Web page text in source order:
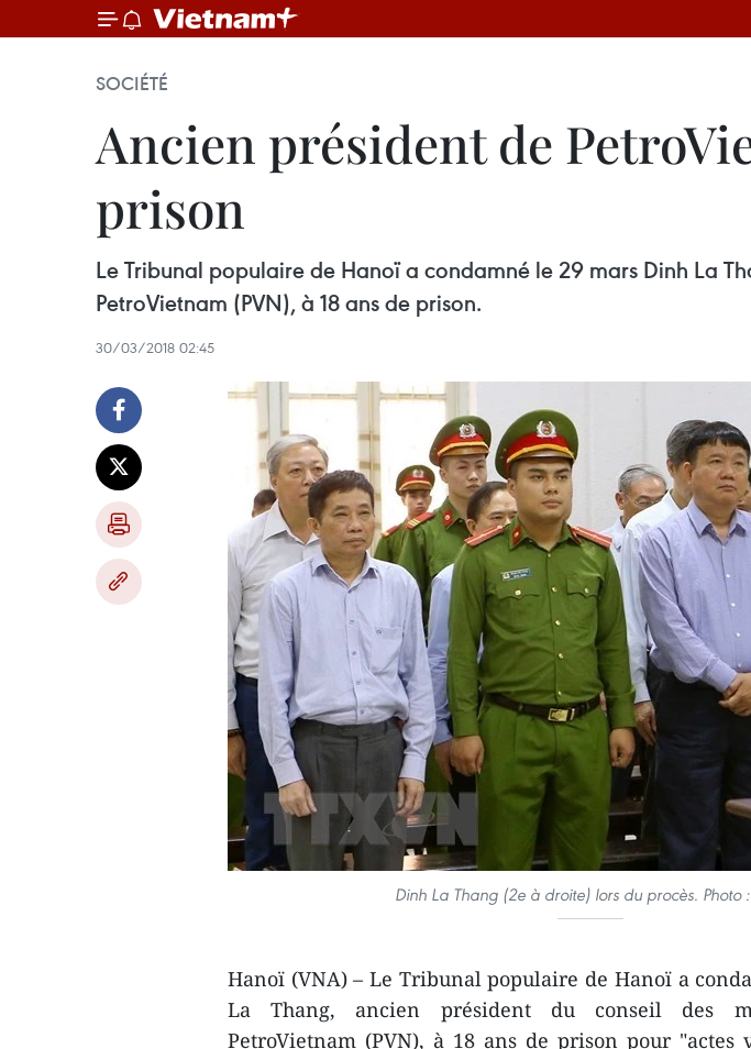
SOCIÉTÉ
Ancien président de
prison
Le Tribunal populaire de Hanoï a condamné le 29 mars Dinh La
PetroVietnam (PVN), à 18 ans de prison.
30/03/2018 02:45
Dinh La Thang (2e à droite) lors du procès. Photo
Hanoï (VNA) – Le Tribunal populaire de Hanoï a
La Thang, ancien président du conseil des
PetroVietnam (PVN), à 18 ans de prison pour "actes